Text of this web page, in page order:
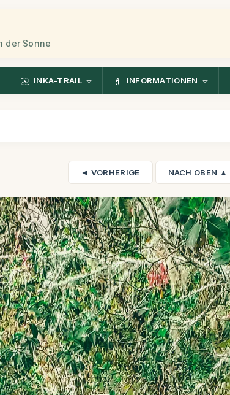
der Sonne
INKA-TRAIL INFORMATIONEN
◄ VORHERIGE NACH OBEN ▲